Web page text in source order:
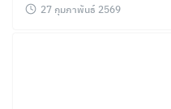
27 กุมภาพันธ์ 2569